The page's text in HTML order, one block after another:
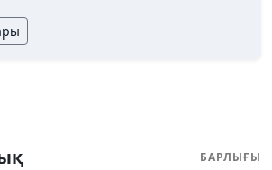
БАРЛЫҒЫ